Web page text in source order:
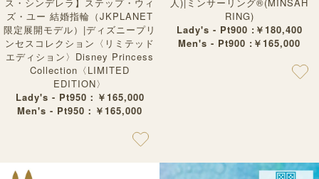
ズ・ユー 結婚指輪（JKPLANET
限定展開モデル）|ディズニープリ
ンセスコレクション〈リミテッド
エディション〉Disney Princess
Collection〈LIMITED
EDITION〉
Lady's - Pt950：￥165,000
Men's - Pt950：￥165,000
RING)
Lady's - Pt900 :￥180,400
Men's - Pt900 :￥165,000